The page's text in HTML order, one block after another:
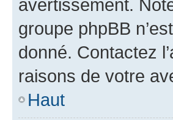
avertissement.
groupe phpBB
donné. Contactez
raisons de votre
Haut